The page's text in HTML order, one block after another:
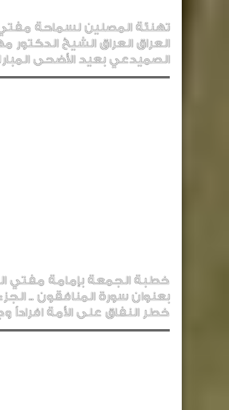
تهنئة المصلين لسماحة
العراق العراق الشيخ الدكتور
الصميدعي بعيد الأضحى
خطبة الجمعة بإمامة مفتي
بعنوان سورة المنافقون .. الجزء
خطر النفاق على الأمة افراداً